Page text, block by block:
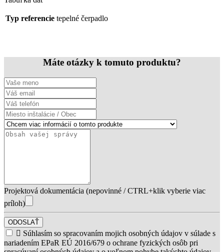
Typ referencie tepelné čerpadlo
Máte otázky k tomuto produktu?
Projektová dokumentácia (nepovinné / CTRL+klik vyberie viac
príloh)
ODOSLAŤ
 Súhlasím so spracovaním mojich osobných údajov v súlade s
nariadením EPaR EÚ 2016/679 o ochrane fyzických osôb pri